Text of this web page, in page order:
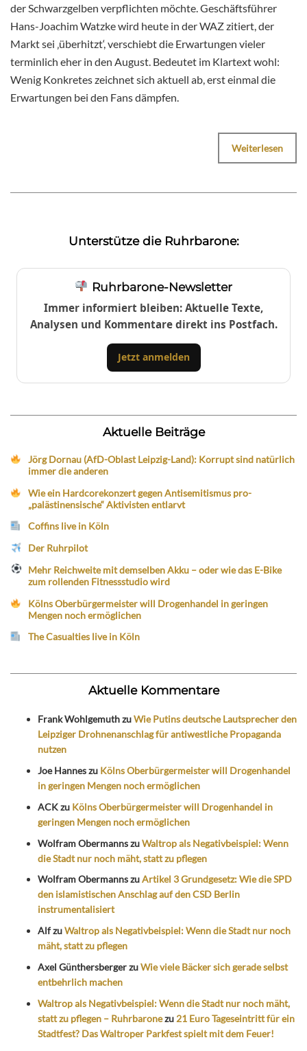
der Schwarzgelben verpflichten möchte. Geschäftsführer
Hans-Joachim Watzke wird heute in der WAZ zitiert, der
Markt sei ‚überhitzt‘, verschiebt die Erwartungen vieler
terminlich eher in den August. Bedeutet im Klartext wohl:
Wenig Konkretes zeichnet sich aktuell ab, erst einmal die
Erwartungen bei den Fans dämpfen.
Weiterlesen
Unterstütze die Ruhrbarone:
Ruhrbarone-Newsletter
Immer informiert bleiben: Aktuelle Texte,
Analysen und Kommentare direkt ins Postfach.
Jetzt anmelden
Aktuelle Beiträge
Jörg Dornau (AfD-Oblast Leipzig-Land): Korrupt sind natürlich
immer die anderen
Wie ein Hardcorekonzert gegen Antisemitismus pro-
„palästinensische“ Aktivisten entlarvt
Coffins live in Köln
Der Ruhrpilot
Mehr Reichweite mit demselben Akku – oder wie das E-Bike
zum rollenden Fitnessstudio wird
Kölns Oberbürgermeister will Drogenhandel in geringen
Mengen noch ermöglichen
The Casualties live in Köln
Aktuelle Kommentare
Frank WohlgemuthzuWie Putins deutsche Lautsprecher den
Leipziger Drohnenanschlag für antiwestliche Propaganda
nutzen
Joe Hanneszu Kölns Oberbürgermeister will Drogenhandel
in geringen Mengen noch ermöglichen
ACKzu Kölns Oberbürgermeister will Drogenhandel in
geringen Mengen noch ermöglichen
Wolfram ObermannszuWaltrop als Negativbeispiel: Wenn
die Stadt nur noch mäht, statt zu pflegen
Wolfram ObermannszuArtikel 3 Grundgesetz: Wie die SPD
den islamistischen Anschlag auf den CSD Berlin
instrumentalisiert
AlfzuWaltrop als Negativbeispiel: Wenn die Stadt nur noch
mäht, statt zu pflegen
Axel GünthersbergerzuWie viele Bäcker sich gerade selbst
entbehrlich machen
Waltrop als Negativbeispiel: Wenn die Stadt nur noch mäht,
statt zu pflegen – Ruhrbaronezu 21 Euro Tageseintritt für ein
Stadtfest? Das Waltroper Parkfest spielt mit dem Feuer!